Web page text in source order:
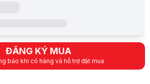
ĐĂNG KÝ MUA
báo khi có hàng và hỗ trợ đặt mua